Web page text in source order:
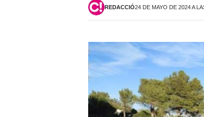
REDACCIÓ24 DE MAYO DE 2024 A